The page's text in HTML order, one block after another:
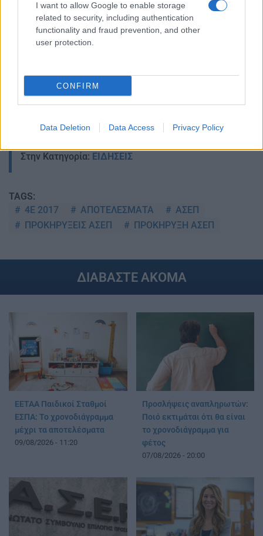
I want to allow Google to enable storage
related to security, including authentication
functionality and fraud prevention, and other
user protection.
CONFIRM
Data Deletion Data Access Privacy Policy
Tελευταίες Ειδήσειςγια την Παιδεία και την εργασία
στοiPaideia.gr
Στην Κατηγορία: ΕΙΔΗΣΕΙΣ
TAGS:
4Ε 2017
ΑΠΟΤΕΛΕΣΜΑΤΑ
ΑΣΕΠ
ΠΡΟΚΗΡΥΞΕΙΣ ΑΣΕΠ
ΠΡΟΚΗΡΥΞΗ ΑΣΕΠ
ΔΙΑΒΑΣΤΕ ΑΚΟΜΑ
ΕΕΤΑΑ Παιδικοί Σταθμοί
ΕΣΠΑ: Το χρονοδιάγραμμα
μέχρι τα αποτελέσματα
09/08/2026 - 11:20
Προσλήψεις αναπληρωτών:
Ποιό εκτιμάται ότι θα είναι
το χρονοδιάγραμμα για
φέτος
07/08/2026 - 20:00